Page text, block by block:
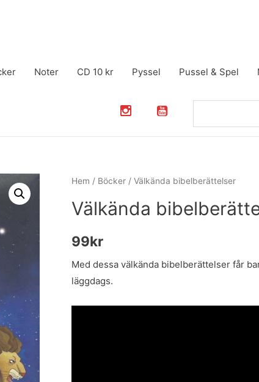
Noter CD 10 kr Pyssel Pussel & Spel
Hem / Böcker / Välkända bibelberättelser
Välkända
99kr
Med dessa välkända bibelberättelser får
läggdags.